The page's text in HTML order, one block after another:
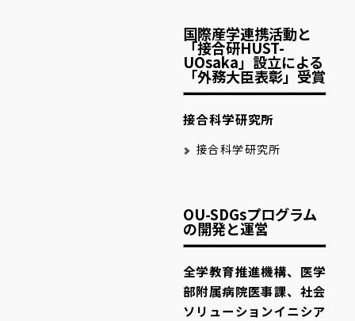
国際産学連携活動と
「接合研HUST-
UOsaka」設立による
「外務大臣表彰」受賞
接合科学研究所
接合科学研究所
OU-SDGsプログラム
の開発と運営
全学教育推進機構、医学
部附属病院医事課、社会
ソリューションイニシア